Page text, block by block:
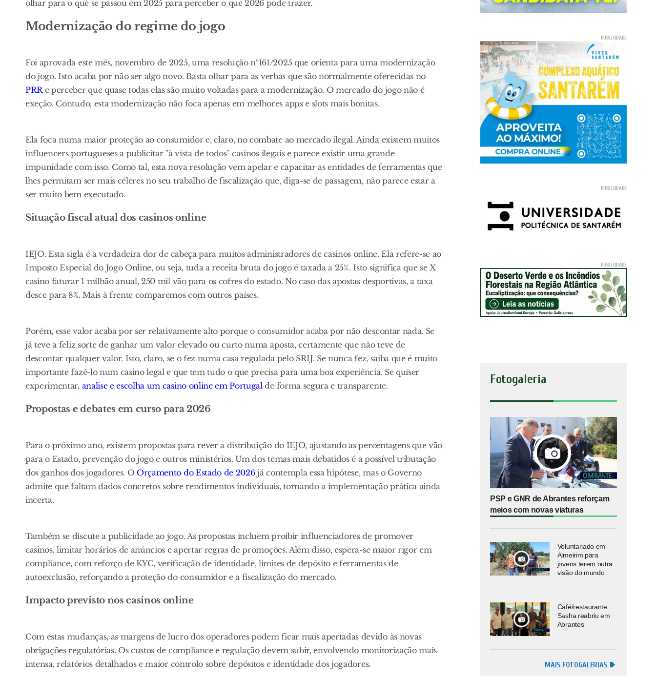
olhar para o que se passou em 2025 para perceber o que 2026 pode trazer.
Modernização do regime do jogo
Foi aprovada este mês, novembro de 2025, uma resolução nº161/2025 que orienta para uma modernização
do jogo. Isto acaba por não ser algo novo. Basta olhar para as verbas que são normalmente oferecidas no
PRR e perceber que quase todas elas são muito voltadas para a modernização. O mercado do jogo não é
exeção. Contudo, esta modernização não foca apenas em melhores apps e slots mais bonitas.
Ela foca numa maior proteção ao consumidor e, claro, no combate ao mercado ilegal. Ainda existem muitos
influencers portugueses a publicitar "à vista de todos" casinos ilegais e parece existir uma grande
impunidade com isso. Como tal, esta nova resolução vem apelar e capacitar as entidades de ferramentas que
lhes permitam ser mais céleres no seu trabalho de fiscalização que, diga-se de passagem, não parece estar a
ser muito bem executado.
Situação fiscal atual dos casinos online
IEJO. Esta sigla é a verdadeira dor de cabeça para muitos administradores de casinos online. Ela refere-se ao
Imposto Especial do Jogo Online, ou seja, tuda a receita bruta do jogo é taxada a 25%. Isto significa que se X
casino faturar 1 milhão anual, 250 mil vão para os cofres do estado. No caso das apostas desportivas, a taxa
desce para 8%. Mais à frente comparemos com outros países.
Porém, esse valor acaba por ser relativamente alto porque o consumidor acaba por não descontar nada. Se
já teve a feliz sorte de ganhar um valor elevado ou curto numa aposta, certamente que não teve de
descontar qualquer valor. Isto, claro, se o fez numa casa regulada pelo SRIJ. Se nunca fez, saiba que é muito
importante fazê-lo num casino legal e que tem tudo o que precisa para uma boa experiência. Se quiser
experimentar, analise e escolha um casino online em Portugal de forma segura e transparente.
Propostas e debates em curso para 2026
Para o próximo ano, existem propostas para rever a distribuição do IEJO, ajustando as percentagens que vão
para o Estado, prevenção do jogo e outros ministérios. Um dos temas mais debatidos é a possível tributação
dos ganhos dos jogadores. O Orçamento do Estado de 2026já contempla essa hipótese, mas o Governo
admite que faltam dados concretos sobre rendimentos individuais, tornando a implementação prática ainda
incerta.
Também se discute a publicidade ao jogo. As propostas incluem proibir influenciadores de promover
casinos, limitar horários de anúncios e apertar regras de promoções. Além disso, espera-se maior rigor em
compliance, com reforço de KYC, verificação de identidade, limites de depósito e ferramentas de
autoexclusão, reforçando a proteção do consumidor e a fiscalização do mercado.
Impacto previsto nos casinos online
Com estas mudanças, as margens de lucro dos operadores podem ficar mais apertadas devido às novas
obrigações regulatórias. Os custos de compliance e regulação devem subir, envolvendo monitorização mais
intensa, relatórios detalhados e maior controlo sobre depósitos e identidade dos jogadores.
Fotogaleria
PSP e GNR de Abrantes reforçam
meios com novas viaturas
Voluntariado em
Almeirim para
jovens terem outra
visão do mundo
Café/restaurante
Sasha reabriu em
Abrantes
MAIS FOTOGALERIAS